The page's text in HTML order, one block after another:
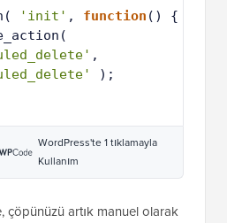
'init' , function () {
);
WordPress'te 1 tıklamayla
Kullanım
çöpünüzü artık manuel olarak